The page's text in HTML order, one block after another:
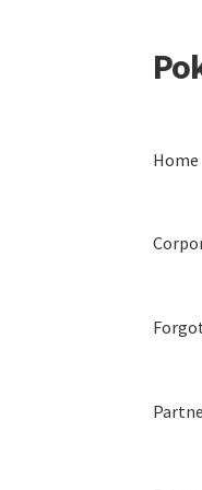
Skip
to
Skip
to
Home